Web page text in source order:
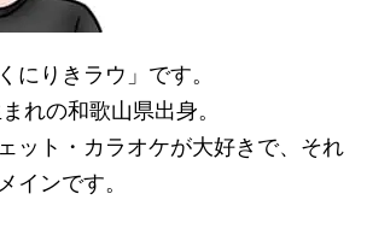
にりきラウ」です。
れの和歌山県出身。
ット・カラオケが大好きで、それ
インです。